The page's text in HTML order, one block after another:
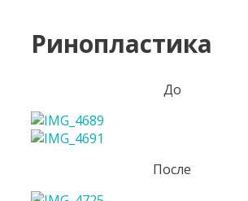
Ринопластика
До
После